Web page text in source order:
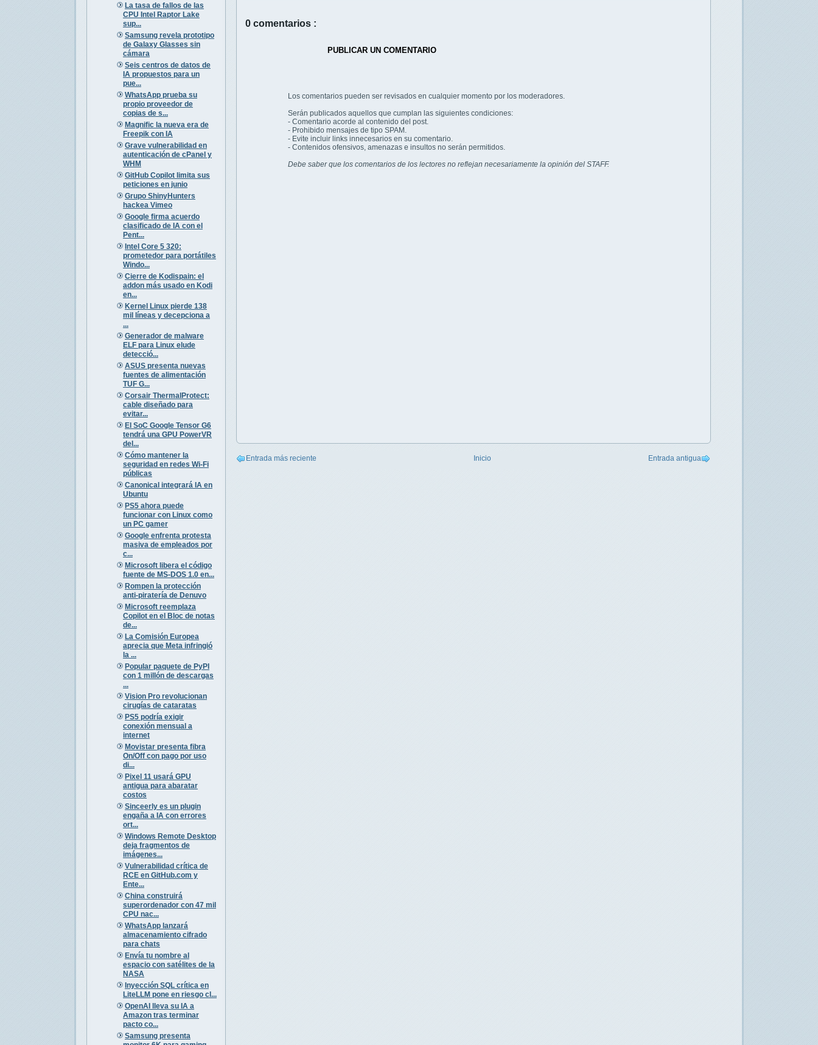
La tasa de fallos de las
CPU Intel Raptor Lake
sup...
Samsung revela prototipo
de Galaxy Glasses sin
cámara
Seis centros de datos de
IA propuestos para un
pue...
WhatsApp prueba su
propio proveedor de
copias de s...
Magnific la nueva era de
Freepik con IA
Grave vulnerabilidad en
autenticación de cPanel y
WHM
GitHub Copilot limita sus
peticiones en junio
Grupo ShinyHunters
hackea Vimeo
Google firma acuerdo
clasificado de IA con el
Pent...
Intel Core 5 320:
prometedor para portátiles
Windo...
Cierre de Kodispain: el
addon más usado en Kodi
en...
Kernel Linux pierde 138
mil líneas y decepciona a
...
Generador de malware
ELF para Linux elude
detecció...
ASUS presenta nuevas
fuentes de alimentación
TUF G...
Corsair ThermalProtect:
cable diseñado para
evitar...
El SoC Google Tensor G6
tendrá una GPU PowerVR
del...
Cómo mantener la
seguridad en redes Wi-Fi
públicas
Canonical integrará IA en
Ubuntu
PS5 ahora puede
funcionar con Linux como
un PC gamer
Google enfrenta protesta
masiva de empleados por
c...
Microsoft libera el código
fuente de MS-DOS 1.0 en...
Rompen la protección
anti-piratería de Denuvo
Microsoft reemplaza
Copilot en el Bloc de notas
de...
La Comisión Europea
aprecia que Meta infringió
la ...
Popular paquete de PyPI
con 1 millón de descargas
...
Vision Pro revolucionan
cirugías de cataratas
PS5 podría exigir
conexión mensual a
internet
Movistar presenta fibra
On/Off con pago por uso
di...
Pixel 11 usará GPU
antigua para abaratar
costos
Sinceerly es un plugin
engaña a IA con errores
ort...
Windows Remote Desktop
deja fragmentos de
imágenes...
Vulnerabilidad crítica de
RCE en GitHub.com y
Ente...
China construirá
superordenador con 47 mil
CPU nac...
WhatsApp lanzará
almacenamiento cifrado
para chats
Envía tu nombre al
espacio con satélites de la
NASA
Inyección SQL crítica en
LiteLLM pone en riesgo cl...
OpenAI lleva su IA a
Amazon tras terminar
pacto co...
Samsung presenta
0 comentarios :
PUBLICAR UN COMENTARIO
Los comentarios pueden ser revisados en cualquier momento por los moderadores.
Serán publicados aquellos que cumplan las siguientes condiciones:
- Comentario acorde al contenido del post.
- Prohibido mensajes de tipo SPAM.
- Evite incluir links innecesarios en su comentario.
- Contenidos ofensivos, amenazas e insultos no serán permitidos.
Debe saber que los comentarios de los lectores no reflejan necesariamente la opinión del STAFF.
Entrada más reciente Entrada antigua
Inicio